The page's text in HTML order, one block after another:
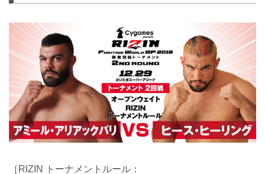
［RIZIN トーナメントルール：